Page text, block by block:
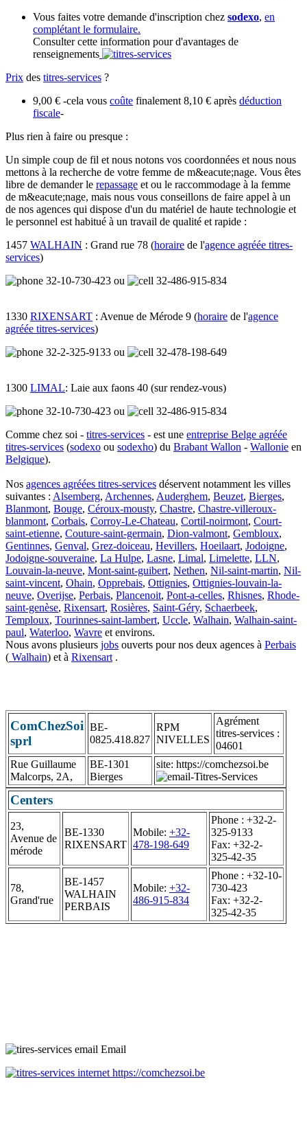
Vous faites votre demande d'inscription chez sodexo, en
complétant le formulaire.
Consulter cette information pour d'avantages de
renseignements
Prix des titres-services ?
9,00 € -cela vous coûte finalement 8,10 € après déduction
fiscale-
Plus rien à faire ou presque :
Un simple coup de fil et nous notons vos coordonnées et nous nous
mettons à la recherche de votre femme de m&eacute;nage. Vous êtes
libre de demander le repassage et ou le raccommodage à la femme
de m&eacute;nage, mais nous vous conseillons de faire appel à un
de nos agences qui dispose d'un du matériel de haute technologie et
le personnel est habitué à un travail de qualité et rapide :
1457 WALHAIN : Grand rue 78 (horaire de l'agence agréée titres-
services)
32-10-730-423 ou 32-486-915-834
1330 RIXENSART : Avenue de Mérode 9 (horaire de l'agence
agréée titres-services)
32-2-325-9133 ou 32-478-198-649
1300 LIMAL: Laie aux faons 40 (sur rendez-vous)
32-10-730-423 ou
32-486-915-834
Comme chez soi - titres-services - est une entreprise Belge agréée
titres-services (sodexo ou sodexho) du Brabant Wallon - Wallonie en
Belgique).
Nos agences agréées titres-services déservent notamment les villes
suivantes : Alsemberg, Archennes, Auderghem, Beuzet, Bierges,
Blanmont, Bouge, Céroux-mousty, Chastre, Chastre-villeroux-
blanmont, Corbais, Corroy-Le-Chateau, Cortil-noirmont, Court-
saint-etienne, Couture-saint-germain, Dion-valmont, Gembloux,
Gentinnes, Genval, Grez-doiceau, Hevillers, Hoeilaart, Jodoigne,
Jodoigne-souveraine, La Hulpe, Lasne, Limal, Limelette, LLN,
Louvain-la-neuve, Mont-saint-guibert, Nethen, Nil-saint-martin, Nil-
saint-vincent, Ohain, Opprebais, Ottignies, Ottignies-louvain-la-
neuve, Overijse, Perbais, Plancenoit, Pont-a-celles, Rhisnes, Rhode-
saint-genèse, Rixensart, Rosières, Saint-Géry, Schaerbeek,
Temploux, Tourinnes-saint-lambert, Uccle, Walhain, Walhain-saint-
paul, Waterloo, Wavre et environs.
Nous avons plusieurs jobs ouverts pour nos deux agences à Perbais
( Walhain) et à Rixensart .
ComChezSoi
sprl
BE-
0825.418.827
RPM
NIVELLES
Agrément
titres-services :
04601
Rue Guillaume
Malcorps, 2A,
BE-1301
Bierges
site: https://comchezsoi.be
Centers
23,
Avenue de
mérode
BE-1330
RIXENSART
Mobile: +32-
478-198-649
Phone : +32-2-
325-9133
Fax: +32-2-
325-42-35
78,
Grand'rue
BE-1457
WALHAIN
PERBAIS
Mobile: +32-
486-915-834
Phone : +32-10-
730-423
Fax: +32-2-
325-42-35
Email
https://comchezsoi.be